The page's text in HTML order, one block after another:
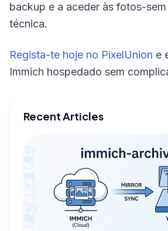
backup e a aceder às fotos-
técnica.
Regista-te hoje no PixelUnion e
Immich hospedado sem
Recent Articles